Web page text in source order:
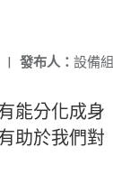
發布人： 設備組
|
能分化成身
助於我們對